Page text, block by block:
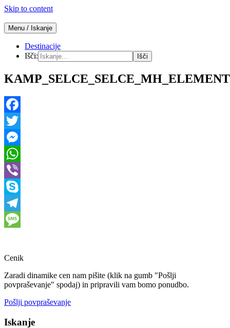
Skip to content
Mobilne hišice
Počitnice v mobilnih hišicah
Menu / Iskanje
Destinacije
Išči:
Facebook
Twitter
Messenger
WhatsApp
Viber
Skype
Telegram
Cenik
Zaradi dinamike cen nam pišite (klik na gumb "Pošlji
povpraševanje" spodaj) in pripravili vam bomo ponudbo.
Pošlji povpraševanje
Iskanje